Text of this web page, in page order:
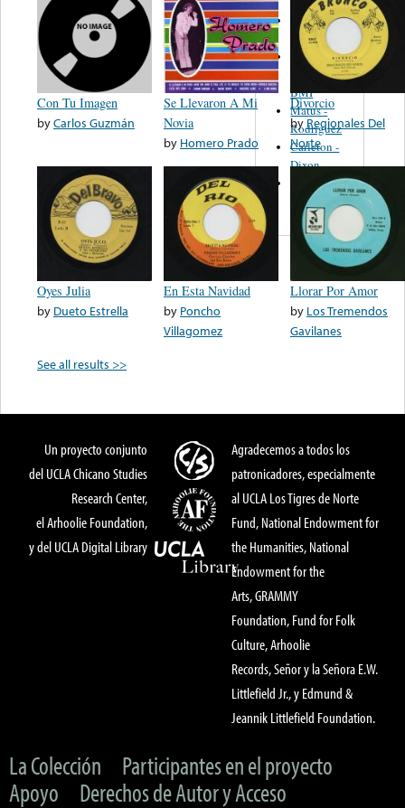
Con Tu Imagen
byCarlos Guzmán
Se Llevaron A Mi
Novia
by Homero Prado
Divorcio
byRegionales Del
Norte
Oyes Julia
by Dueto Estrella
En Esta Navidad
by Poncho
Villagomez
Llorar Por Amor
by Los Tremendos
Gavilanes
See all results >>
Martinez,
Felipe
Performance
Music Co.
BMI
Matus -
Rodriguez
Carleton -
Dixon
Abreu -
Oliverira
Un proyecto conjunto
del UCLA Chicano Studies
Research Center,
el Arhoolie Foundation,
y del UCLA Digital Library
Agradecemos a todos los
patronicadores, especialmente
al UCLA Los Tigres de Norte
Fund, National Endowment for
the Humanities, National
Endowment for the
Arts, GRAMMY
Foundation, Fund for Folk
Culture, Arhoolie
Records, Señor y la Señora E.W.
Littlefield Jr., y Edmund &
Jeannik Littlefield Foundation.
La Colección
Participantes en el proyecto
Apoyo
Derechos de Autor y Acceso